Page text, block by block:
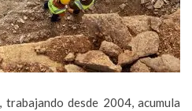
trabajando desde 2004, acumula